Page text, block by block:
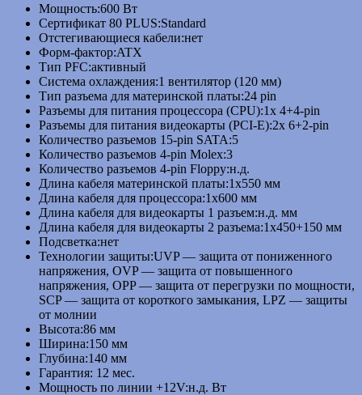
Мощность:600 Вт
Сертификат 80 PLUS:Standard
Отстегивающиеся кабели:нет
Форм-фактор:ATX
Тип PFC:активный
Система охлаждения:1 вентилятор (120 мм)
Тип разъема для материнской платы:24 pin
Разъемы для питания процессора (CPU):1x 4+4-pin
Разъемы для питания видеокарты (PCI-E):2x 6+2-pin
Количество разъемов 15-pin SATA:5
Количество разъемов 4-pin Molex:3
Количество разъемов 4-pin Floppy:н.д.
Длина кабеля материнской платы:1х550 мм
Длина кабеля для процессора:1х600 мм
Длина кабеля для видеокарты 1 разъем:н.д. мм
Длина кабеля для видеокарты 2 разъема:1х450+150 мм
Подсветка:нет
Технологии защиты:UVP — защита от пониженного
напряжения, OVP — защита от повышенного
напряжения, OPP — защита от перегрузки по мощности,
SCP — защита от короткого замыкания, LPZ — защиты
от молнии
Высота:86 мм
Ширина:150 мм
Глубина:140 мм
Гарантия: 12 мес.
Мощность по линии +12V:н.д. Вт